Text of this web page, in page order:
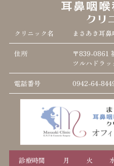
クリニック名 まさあき耳
住所
〒839-0861
ツルハドラ
電話番号 0942-64-
診療時間 月 火